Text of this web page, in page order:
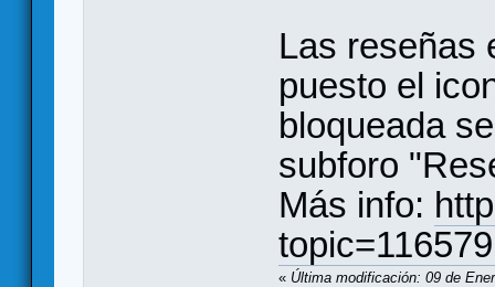
Las reseñas
puesto el
bloqueada
subforo
Más info:
« Última modificación: 09 de